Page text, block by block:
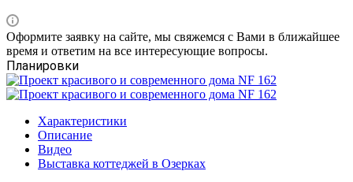
Оформите заявку на сайте, мы свяжемся с Вами в ближайшее
время и ответим на все интересующие вопросы.
Планировки
Характеристики
Описание
Видео
Выставка коттеджей в Озерках